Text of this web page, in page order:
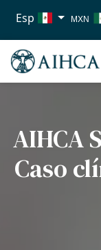
Esp MXN
EUR
AIHCA
Caso